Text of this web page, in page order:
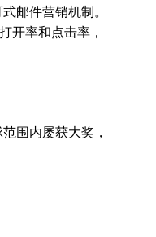
邮件营销机制。
开率和点击率，
范围内屡获大奖，